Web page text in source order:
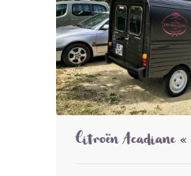
Citroën Acadiane «